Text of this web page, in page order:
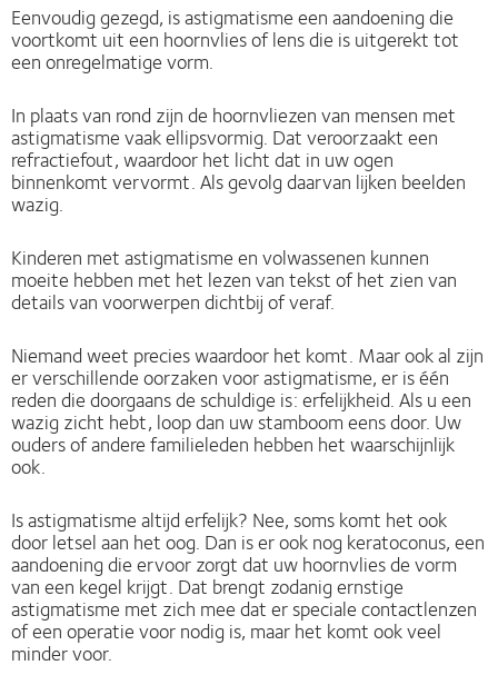
Eenvoudig gezegd, is astigmatisme een aandoening die
voortkomt uit een hoornvlies of lens die is uitgerekt tot
een onregelmatige vorm.
In plaats van rond zijn de hoornvliezen van mensen met
astigmatisme vaak ellipsvormig. Dat veroorzaakt een
refractiefout, waardoor het licht dat in uw ogen
binnenkomt vervormt. Als gevolg daarvan lijken beelden
wazig.
Kinderen met astigmatisme en volwassenen kunnen
moeite hebben met het lezen van tekst of het zien van
details van voorwerpen dichtbij of veraf.
Niemand weet precies waardoor het komt. Maar ook al zijn
er verschillende oorzaken voor astigmatisme, er is één
reden die doorgaans de schuldige is: erfelijkheid. Als u een
wazig zicht hebt, loop dan uw stamboom eens door. Uw
ouders of andere familieleden hebben het waarschijnlijk
ook.
Is astigmatisme altijd erfelijk? Nee, soms komt het ook
door letsel aan het oog. Dan is er ook nog keratoconus, een
aandoening die ervoor zorgt dat uw hoornvlies de vorm
van een kegel krijgt. Dat brengt zodanig ernstige
astigmatisme met zich mee dat er speciale contactlenzen
of een operatie voor nodig is, maar het komt ook veel
minder voor.